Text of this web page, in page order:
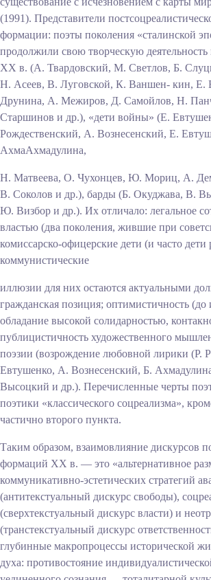
(1991). Представители
формации: поэты поколения «сталинской
продолжили свою творческую
XX в. (А. Твардовский, М. Светлов, Б.
Н. Асеев, В. Луговской, К. Ваншен- кин, Е.
Друнина, А. Межиров, Д. Самойлов, Н.
Старшинов и др.), «дети войны» (Е.
Рождественский, А. Вознесенский, Е.
АхмаАхмадулина,
Н. Матвеева, О. Чухонцев, Ю. Мориц, А.
В. Соколов и др.), барды (Б. Окуджава, В.
Ю. Визбор и др.). Их отличало: легальное
властью (два поколения, жившие при
комиссарско-офицерские дети (и часто
коммунистические
иллюзии для них остаются актуальными
гражданская позиция; оптимистичность (до
обладание высокой солидарностью,
публицистичность художественного
поэзии (возрождение любовной лирики (Р.
Евтушенко, А. Вознесенский, Б.
Высоцкий и др.). Перечисленные черты
поэтики «классического соцреализма»,
частично второго пункта.
Таким образом, взаимовлияние дискурсов
формаций XX в. — это «альтернативное
коммуникативно-эстетических стратегий
(антитекстуальный дискурс свободы),
(сверхтекстуальный дискурс власти) и
(транстекстуальный дискурс
глубинные макропроцессы исторической
духа: противостояние